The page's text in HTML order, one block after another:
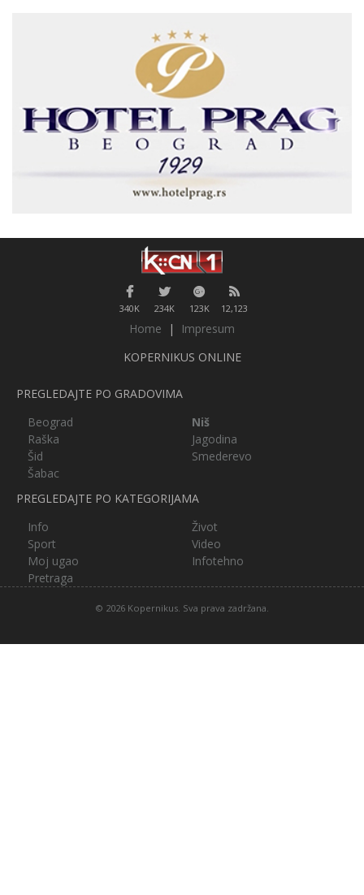
340K 234K 123K 12,123
Home |
Impresum
KOPERNIKUS ONLINE
PREGLEDAJTE PO GRADOVIMA
Beograd
Niš
Raška
Jagodina
Šid
Smederevo
Šabac
PREGLEDAJTE PO KATEGORIJAMA
Info
Život
Sport
Video
Moj ugao
Infotehno
Pretraga
© 2026 Kopernikus. Sva prava zadržana.